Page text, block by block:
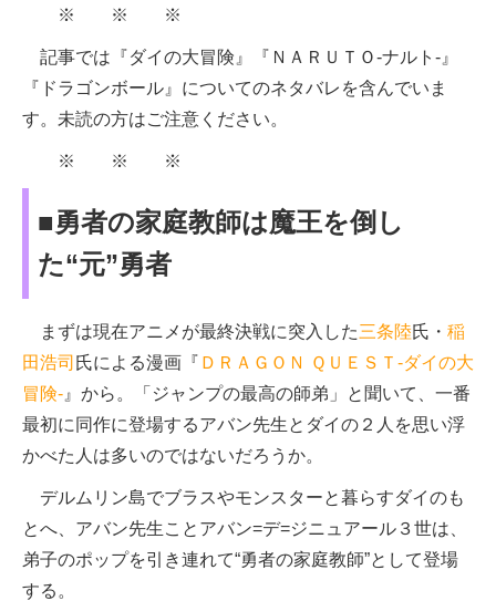
※ ※ ※
記事では『ダイの大冒険』『ＮＡＲＵＴＯ-ナルト-』
『ドラゴンボール』についてのネタバレを含んでいま
す。未読の方はご注意ください。
※ ※ ※
■勇者の家庭教師は魔王を倒し
た“元”勇者
まずは現在アニメが最終決戦に突入した三条陸氏・ 稲
田浩司 氏による漫画『 ＤＲＡＧＯＮ ＱＵＥＳＴ-ダイの大
冒険- 』から。「ジャンプの最高の師弟」と聞いて、一番
最初に同作に登場するアバン先生とダイの２人を思い浮
かべた人は多いのではないだろうか。
デルムリン島でブラスやモンスターと暮らすダイのも
とへ、アバン先生ことアバン=デ=ジニュアール３世は、
弟子のポップを引き連れて“勇者の家庭教師”として登場
する。